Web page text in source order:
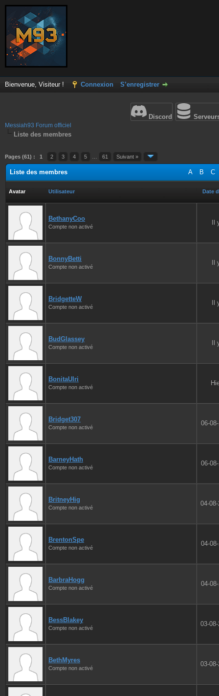
Bienvenue, Visiteur ! Connexion S’enregistrer
Discord
Messiah93 Forum officiel
Liste des membres
Pages (61) : 1 2 3 4 5 61 Suivant »
A B C
Liste des membres
Avatar Utilisateur Date
BethanyCoo
Compte non activé
BonnyBetti
Compte non activé
BridgetteW
Compte non activé
BudGlassey
Compte non activé
BonitaUlri
Compte non activé
Bridget307
Compte non activé
06-
BarneyHath
Compte non activé
06-
BritneyHig
Compte non activé
04-
BrentonSpe
Compte non activé
04-
BarbraHogg
Compte non activé
04-
BessBlakey
Compte non activé
03-
BethMyres
Compte non activé
03-